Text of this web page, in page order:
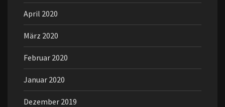
April 2020
März 2020
Februar 2020
Januar 2020
Dezember 2019